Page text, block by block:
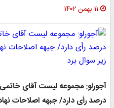
۱۱ بهمن ۱۴۰۲
درصد رأی دارد/ جبهه اصلاحات نهاد